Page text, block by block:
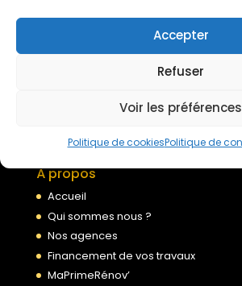
Accepter
Refuser
Voir les préférences
Politique de cookiesPolitique de
Politique de confidentialité
Conditions générales de services
À propos
Accueil
Qui sommes nous ?
Nos agences
Financement de vos travaux
MaPrimeRénov’